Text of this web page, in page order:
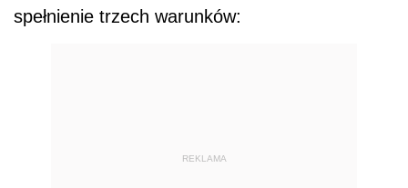
spełnienie trzech warunków:
REKLAMA